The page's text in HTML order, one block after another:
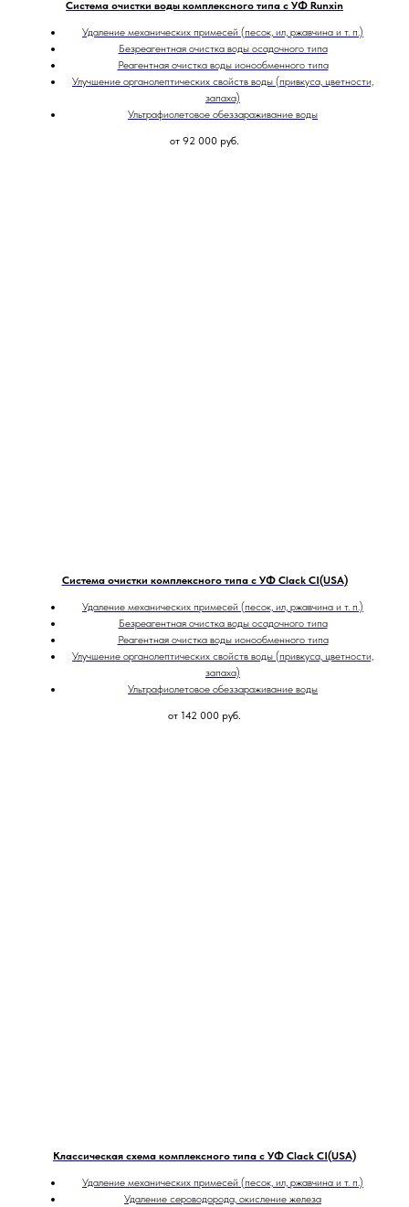
Система очистки воды комплексного типа с УФ Runxin
Удаление механических примесей (песок, ил, ржавчина и т. п.)
Безреагентная очистка воды осадочного типа
Реагентная очистка воды ионообменного типа
Улучшение органолептических свойств воды (привкуса, цветности,
запаха)
Ультрафиолетовое обеззараживание воды
от 92 000 руб.
Система очистки комплексного типа с УФ Clack CI(USA)
Удаление механических примесей (песок, ил, ржавчина и т. п.)
Безреагентная очистка воды осадочного типа
Реагентная очистка воды ионообменного типа
Улучшение органолептических свойств воды (привкуса, цветности,
запаха)
Ультрафиолетовое обеззараживание воды
от 142 000 руб.
Классическая схема комплексного типа с УФ Clack CI(USA)
Удаление механических примесей (песок, ил, ржавчина и т. п.)
Удаление сероводорода, окисление железа